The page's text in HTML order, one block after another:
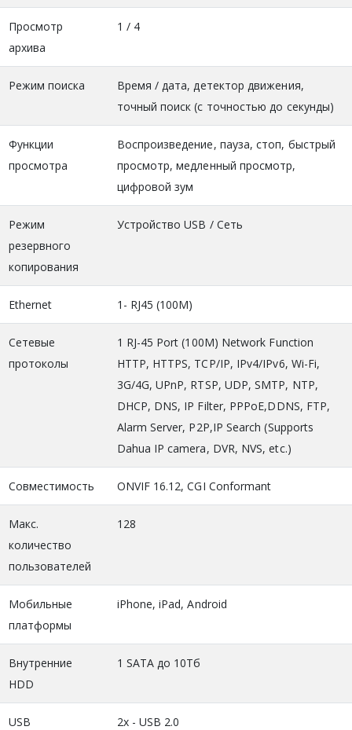
Просмотр
архива
1 / 4
Режим поиска
Время / дата, детектор движения,
точный поиск (с точностью до секунды)
Функции
просмотра
Воспроизведение, пауза, стоп, быстрый
просмотр, медленный просмотр,
цифровой зум
Режим
резервного
копирования
Устройство USB / Сеть
Ethernet 1- RJ45 (100M)
Сетевые
протоколы
1 RJ-45 Port (100M) Network Function
HTTP, HTTPS, TCP/IP, IPv4/IPv6, Wi-Fi,
3G/4G, UPnP, RTSP, UDP, SMTP, NTP,
DHCP, DNS, IP Filter, PPPoE,DDNS, FTP,
Alarm Server, P2P,IP Search (Supports
Dahua IP camera, DVR, NVS, etc.)
Совместимость ONVIF 16.12, CGI Conformant
Макс.
количество
пользователей
128
Мобильные
платформы
iPhone, iPad, Android
Внутренние
HDD
1 SATA до 10Тб
USB 2х - USB 2.0